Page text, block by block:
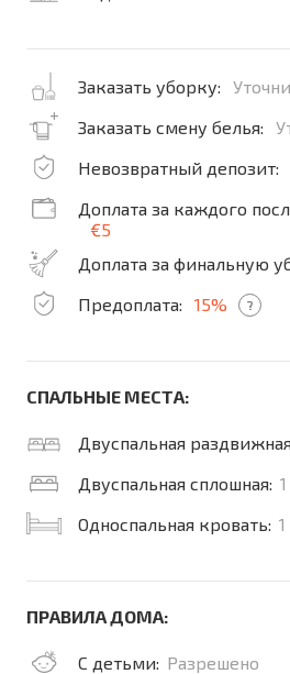
Заказать уборку:
Заказать смену белья:
Невозвратный депозит:
Доплата за каждого
€5
Доплата за финальную
Предоплата:
15% ?
СПАЛЬНЫЕ МЕСТА:
Двуспальная
Двуспальная сплошная: 1
Односпальная кровать: 1
ПРАВИЛА ДОМА:
С детьми: Разрешено